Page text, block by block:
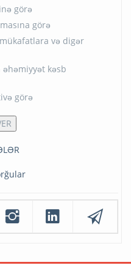
görə
görə
və digər
əhəmiyyət kəsb
görə